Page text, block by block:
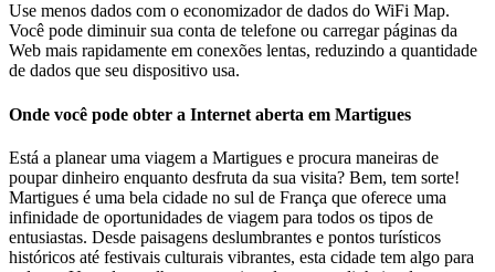
Use menos dados com o economizador de dados do WiFi Map.
Você pode diminuir sua conta de telefone ou carregar páginas da
Web mais rapidamente em conexões lentas, reduzindo a quantidade
de dados que seu dispositivo usa.
Onde você pode obter a Internet aberta em Martigues
Está a planear uma viagem a Martigues e procura maneiras de
poupar dinheiro enquanto desfruta da sua visita? Bem, tem sorte!
Martigues é uma bela cidade no sul de França que oferece uma
infinidade de oportunidades de viagem para todos os tipos de
entusiastas. Desde paisagens deslumbrantes e pontos turísticos
históricos até festivais culturais vibrantes, esta cidade tem algo para